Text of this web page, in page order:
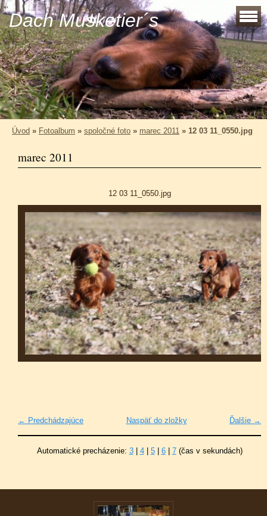
Dach Musketier´s
Úvod » Fotoalbum » spoločné foto » marec 2011 » 12 03 11_0550.jpg
marec 2011
12 03 11_0550.jpg
← Predchádzajúce Ďalšie →
Naspäť do zložky
Automatické precházenie: 3| 4| 5| 6| 7(čas v sekundách)